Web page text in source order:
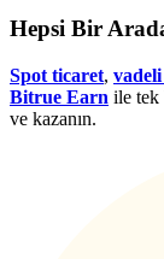
Hepsi Bir
Spot ticaret,
Bitrue Earn ile tek
ve kazanın.